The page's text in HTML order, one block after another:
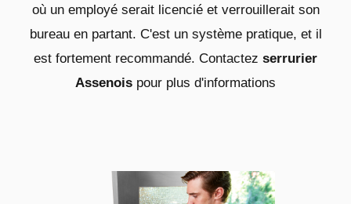
où un employé serait licencié et verrouillerait son
bureau en partant. C'est un système pratique, et il
est fortement recommandé. Contactez serrurier
Assenois pour plus d'informations